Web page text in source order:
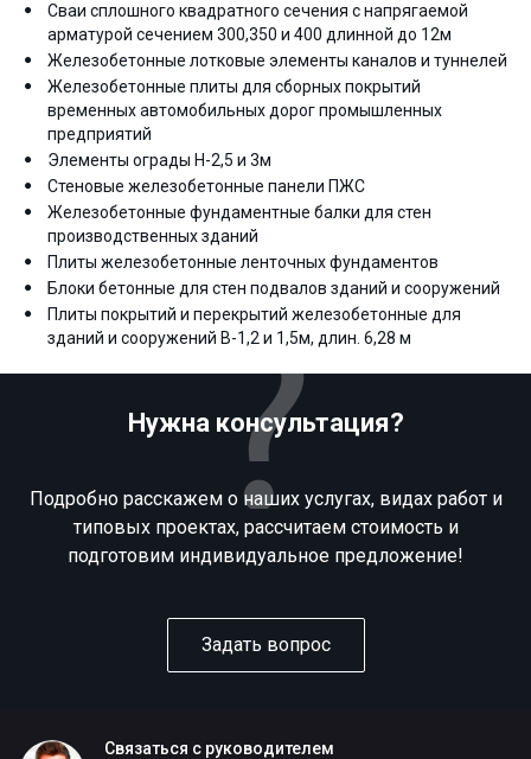
Сваи сплошного квадратного сечения с напрягаемой
арматурой сечением 300,350 и 400 длинной до 12м
Железобетонные лотковые элементы каналов и туннелей
Железобетонные плиты для сборных покрытий
временных автомобильных дорог промышленных
предприятий
Элементы ограды Н-2,5 и 3м
Стеновые железобетонные панели ПЖС
Железобетонные фундаментные балки для стен
производственных зданий
Плиты железобетонные ленточных фундаментов
Блоки бетонные для стен подвалов зданий и сооружений
Плиты покрытий и перекрытий железобетонные для
зданий и сооружений В-1,2 и 1,5м, длин. 6,28 м
Нужна консультация?
Подробно расскажем о наших услугах, видах работ и
типовых проектах, рассчитаем стоимость и
подготовим индивидуальное предложение!
Задать вопрос
Связаться с руководителем